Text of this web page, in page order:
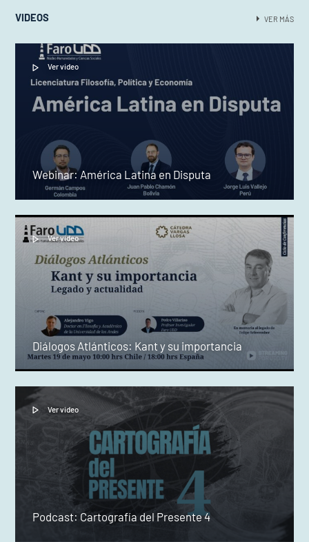
VIDEOS VER MÁS
Ver video
Webinar: América Latina en Disputa
Ver video
Diálogos Atlánticos: Kant y su importancia
Ver video
Podcast: Cartografía del Presente 4